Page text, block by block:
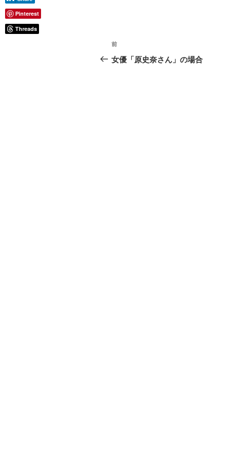
投
稿
前
の
前
女優「原史奈さん」の場合
Pinterest
Threads